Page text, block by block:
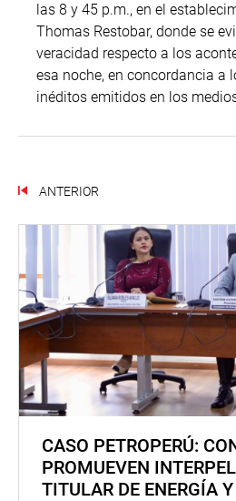
las 8 y 45 p.m., en el
Thomas Restobar, donde se
veracidad respecto a los
esa noche, en concordancia a
inéditos emitidos en los
ANTERIOR
CASO PETROPERÚ:
PROMUEVEN
TITULAR DE ENERGÍA